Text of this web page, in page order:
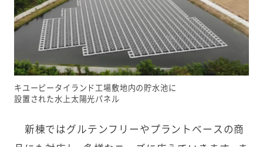
キユーピータイランド工場敷地内の貯水池に
設置された水上太陽光パネル
新棟ではグルテンフリーやプラントベースの商